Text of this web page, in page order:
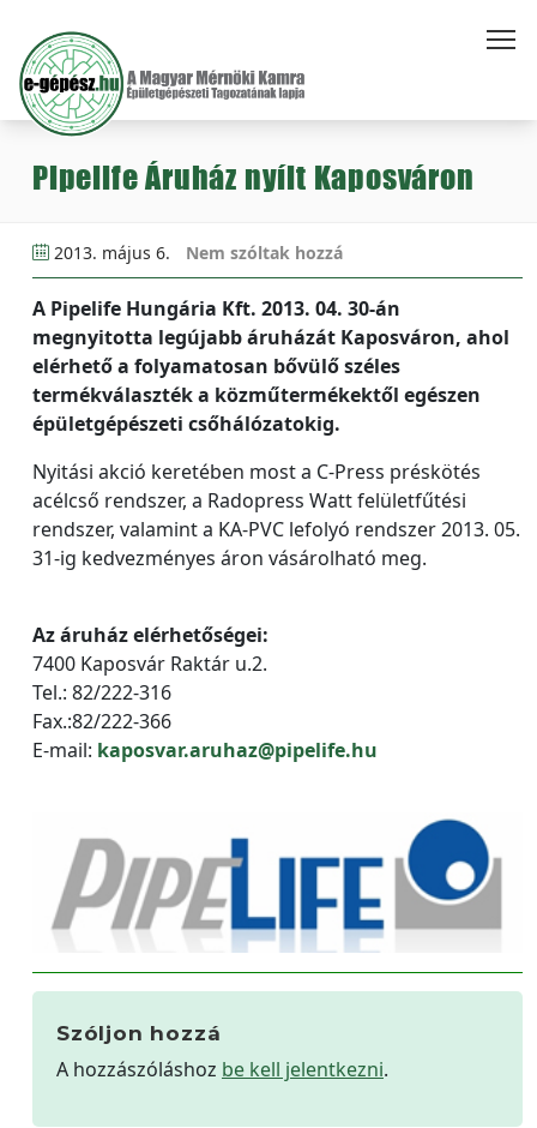
Pipelife Áruház nyílt Kaposváron
2013. május 6. Nem szóltak hozzá
A Pipelife Hungária Kft. 2013. 04. 30-án
megnyitotta legújabb áruházát Kaposváron, ahol
elérhető a folyamatosan bővülő széles
termékválaszték a közműtermékektől egészen
épületgépészeti csőhálózatokig.
Nyitási akció keretében most a C-Press préskötés
acélcső rendszer, a Radopress Watt felületfűtési
rendszer, valamint a KA-PVC lefolyó rendszer 2013. 05.
31-ig kedvezményes áron vásárolható meg.
Az áruház elérhetőségei:
7400 Kaposvár Raktár u.2.
Tel.: 82/222-316
Fax.:82/222-366
E-mail: kaposvar.aruhaz@pipelife.hu
Szóljon hozzá
A hozzászóláshoz be kell jelentkezni.